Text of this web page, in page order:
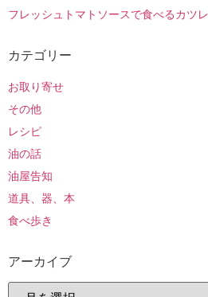
フレッシュトマトソースで食べるカツ
カテゴリー
お取り寄せ
その他
レシピ
油の話
油屋告知
道具、器、本
食べ歩き
アーカイブ